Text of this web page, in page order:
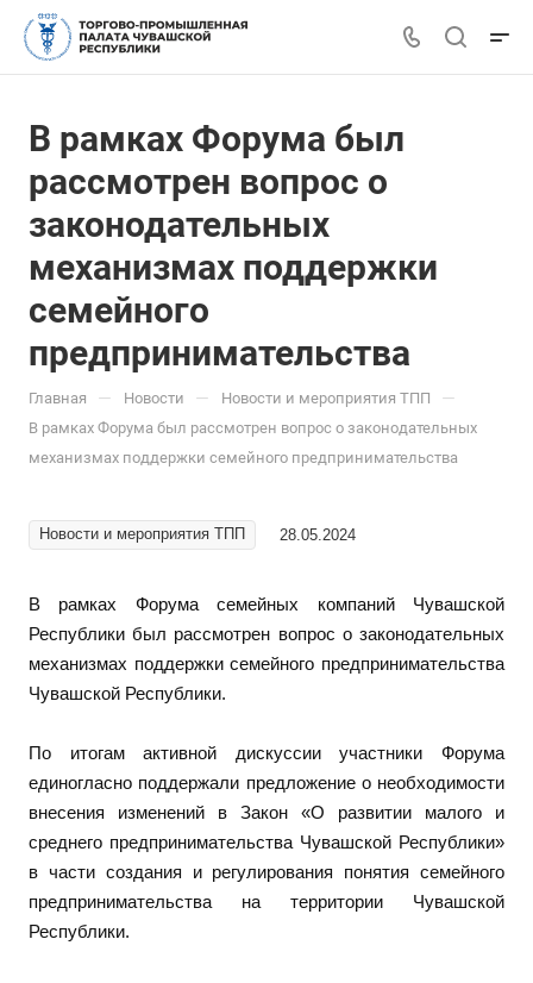
В рамках Форума был
рассмотрен вопрос о
законодательных
механизмах поддержки
семейного
предпринимательства
Главная — Новости — Новости и мероприятия ТПП —
В рамках Форума был рассмотрен вопрос о законодательных
механизмах поддержки семейного предпринимательства
Новости и мероприятия ТПП 28.05.2024
В рамках Форума семейных компаний Чувашской
Республики был рассмотрен вопрос о законодательных
механизмах поддержки семейного предпринимательства
Чувашской Республики.
По итогам активной дискуссии участники Форума
единогласно поддержали предложение о необходимости
внесения изменений в Закон «О развитии малого и
среднего предпринимательства Чувашской Республики»
в части создания и регулирования понятия семейного
предпринимательства на территории Чувашской
Республики.